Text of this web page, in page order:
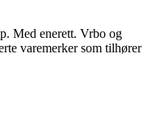
Med enerett. Vrbo og
varemerker som tilhører